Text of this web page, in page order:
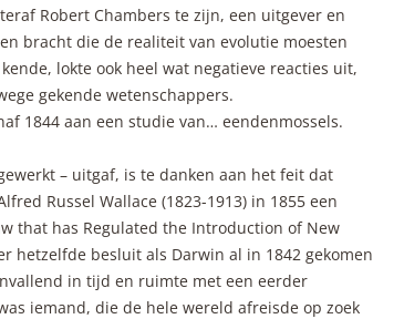
Robert Chambers te zijn, een uitgever en
bracht die de realiteit van evolutie moesten
lokte ook heel wat negatieve reacties uit,
gekende wetenschappers.
1844 aan een studie van… eendenmossels.
– uitgaf, is te danken aan het feit dat
Russel Wallace (1823-1913) in 1855 een
that has Regulated the Introduction of New
hetzelfde besluit als Darwin al in 1842 gekomen
in tijd en ruimte met een eerder
iemand, die de hele wereld afreisde op zoek